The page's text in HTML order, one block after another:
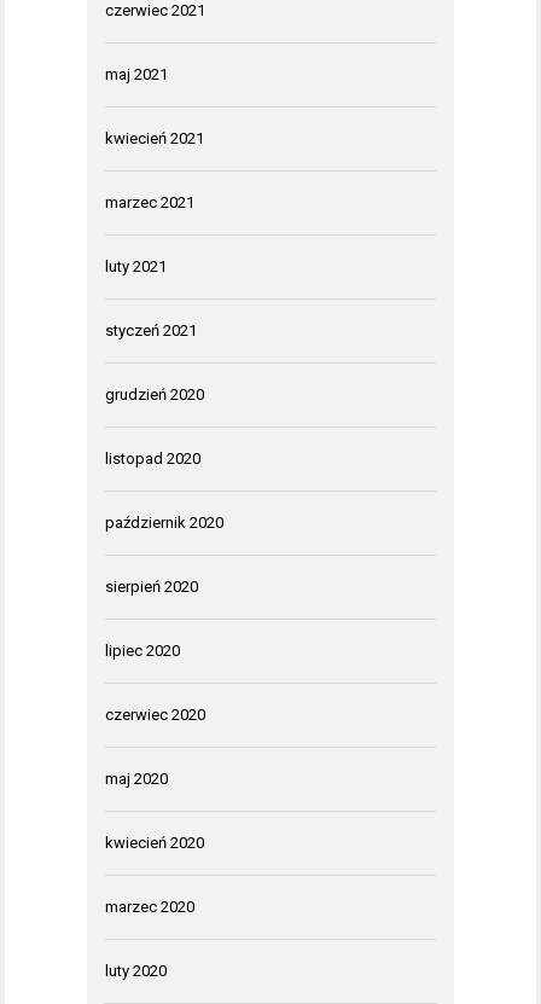
czerwiec 2021
maj 2021
kwiecień 2021
marzec 2021
luty 2021
styczeń 2021
grudzień 2020
listopad 2020
październik 2020
sierpień 2020
lipiec 2020
czerwiec 2020
maj 2020
kwiecień 2020
marzec 2020
luty 2020